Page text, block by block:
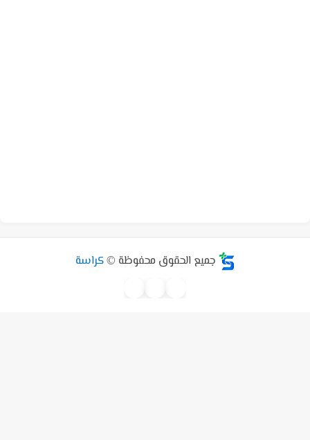
جميع الحقوق محفوظة © كراسة